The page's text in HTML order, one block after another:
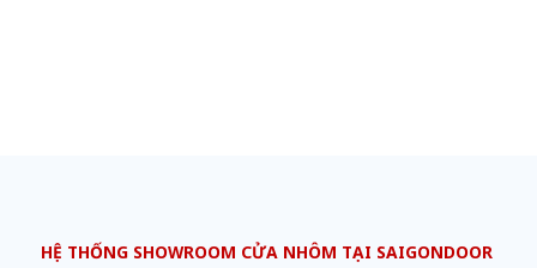
HỆ THỐNG SHOWROOM CỬA NHÔM TẠI SAIGONDOOR